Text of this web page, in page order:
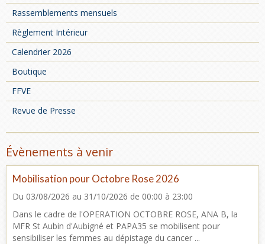
Rassemblements mensuels
Règlement Intérieur
Calendrier 2026
Boutique
FFVE
Revue de Presse
Évènements à venir
Mobilisation pour Octobre Rose 2026
Du 03/08/2026 au 31/10/2026 de 00:00 à 23:00
Dans le cadre de l'OPERATION OCTOBRE ROSE, ANA B, la
MFR St Aubin d'Aubigné et PAPA35 se mobilisent pour
sensibiliser les femmes au dépistage du cancer ...